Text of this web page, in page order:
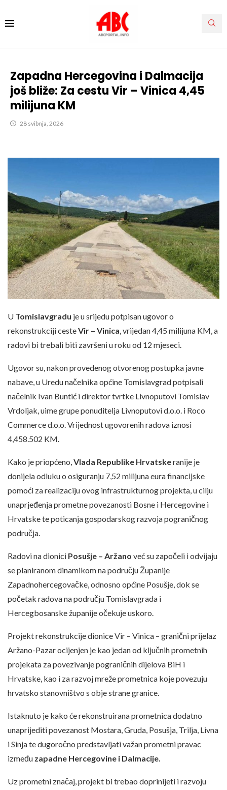
Zapadna Hercegovina i Dalmacija
još bliže: Za cestu Vir – Vinica 4,45
milijuna KM
28 svibnja, 2026
U Tomislavgradu je u srijedu potpisan ugovor o
rekonstrukciji cesteVir – Vinica, vrijedan 4,45 milijuna KM, a
radovi bi trebali biti završeni u roku od 12 mjeseci.
Ugovor su, nakon provedenog otvorenog postupka javne
nabave, u Uredu načelnika općine Tomislavgrad potpisali
načelnik Ivan Buntić i direktor tvrtke Livnoputovi Tomislav
Vrdoljak, uime grupe ponuditelja Livnoputovi d.o.o. i Roco
Commerce d.o.o. Vrijednost ugovorenih radova iznosi
4,458.502 KM.
Kako je priopćeno,Vlada Republike Hrvatskeranije je
donijela odluku o osiguranju 7,52 milijuna eura financijske
pomoći za realizaciju ovog infrastrukturnog projekta, u cilju
unaprjeđenja prometne povezanosti Bosne i Hercegovine i
Hrvatske te poticanja gospodarskog razvoja pograničnog
područja.
Radovi na dionici Posušje – Aržano već su započeli i odvijaju
se planiranom dinamikom na području Županije
Zapadnohercegovačke, odnosno općine Posušje, dok se
početak radova na području Tomislavgrada i
Hercegbosanske županije očekuje uskoro.
Projekt rekonstrukcije dionice Vir – Vinica – granični prijelaz
Aržano-Pazar ocijenjen je kao jedan od ključnih prometnih
projekata za povezivanje pograničnih dijelova BiH i
Hrvatske, kao i za razvoj mreže prometnica koje povezuju
hrvatsko stanovništvo s obje strane granice.
Istaknuto je kako će rekonstruirana prometnica dodatno
unaprijediti povezanost Mostara, Gruda, Posušja, Trilja, Livna
i Sinja te dugoročno predstavljati važan prometni pravac
između zapadne Hercegovine i Dalmacije.
Uz prometni značaj, projekt bi trebao doprinijeti i razvoju